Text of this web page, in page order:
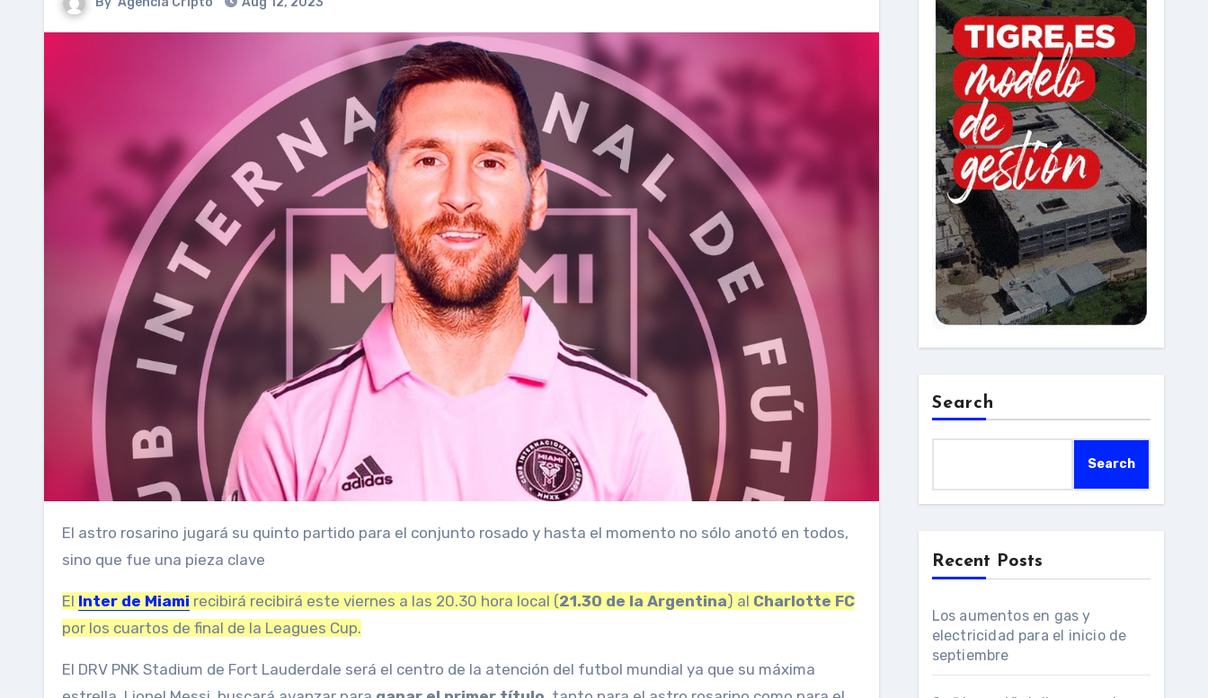
El astro rosarino jugará su quinto partido para el conjunto rosado y hasta el momento no sólo anotó en todos,
sino que fue una pieza clave
El Inter de Miami recibirá recibirá este viernes a las 20.30 hora local (21.30 de la Argentina) al Charlotte FC
por los cuartos de final de la Leagues Cup.
El DRV PNK Stadium de Fort Lauderdale será el centro de la atención del futbol mundial ya que su máxima
Search
Search
Recent Posts
Los aumentos en gas y
electricidad para el inicio de
septiembre